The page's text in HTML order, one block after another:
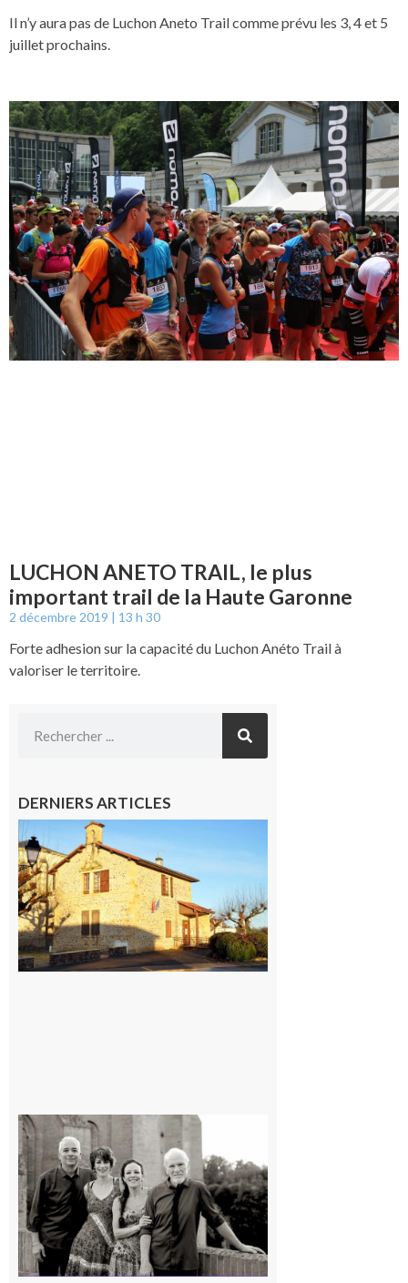
Il n’y aura pas de Luchon Aneto Trail comme prévu les 3, 4 et 5
juillet prochains.
LUCHON ANETO TRAIL, le plus
important trail de la Haute Garonne
2 décembre 2019 13 h 30
Forte adhesion sur la capacité du Luchon Anéto Trail à
valoriser le territoire.
DERNIERS ARTICLES